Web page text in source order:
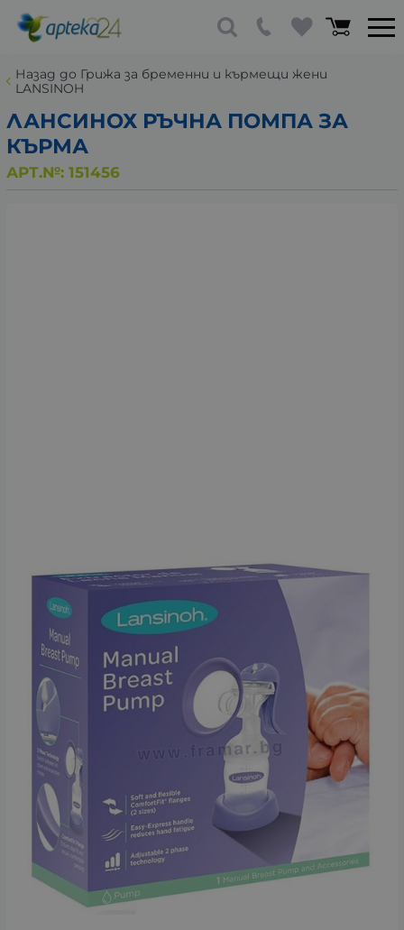
Назад до Грижа за бременни и кърмещи жени
LANSINOH
ЛАНСИНОХ РЪЧНА ПОМПА ЗА
КЪРМА
АРТ.№: 151456